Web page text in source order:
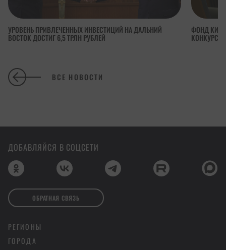
УРОВЕНЬ ПРИВЛЕЧЕННЫХ ИНВЕСТИЦИЙ НА ДАЛЬНИЙ
ВОСТОК ДОСТИГ 6,5 ТРЛН РУБЛЕЙ
ФОНД
ВСЕ НОВОСТИ
РЕГИОНЫ
ГОРОДА
ДОБАВЛЯЙСЯ В СОЦСЕТИ
ОБРАТНАЯ СВЯЗЬ